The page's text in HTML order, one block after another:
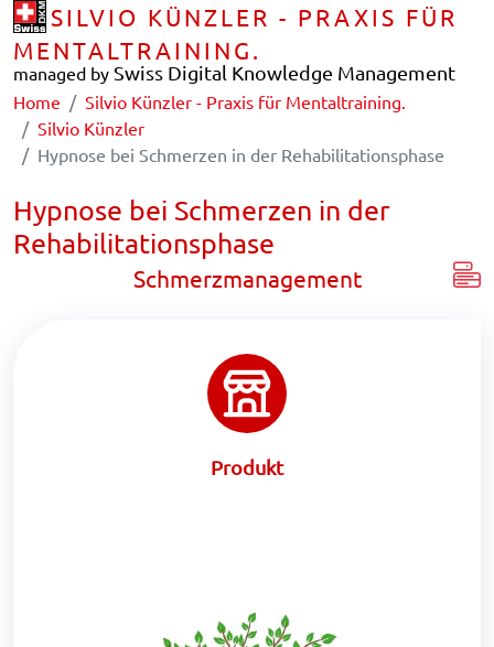
SILVIO KÜNZLER - PRAXIS FÜR
MENTALTRAINING.
managed by Swiss Digital Knowledge Management
Home
Silvio Künzler - Praxis für Mentaltraining.
Silvio Künzler
Hypnose bei Schmerzen in der Rehabilitationsphase
Hypnose bei Schmerzen in der
Rehabilitationsphase
Schmerzmanagement
Produkt